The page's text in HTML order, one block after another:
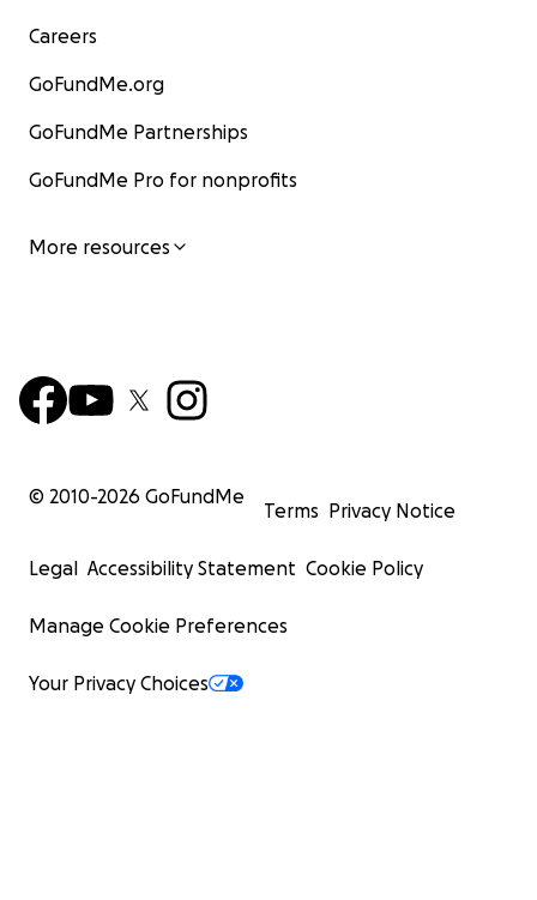
Careers
GoFundMe.org
GoFundMe Partnerships
GoFundMe Pro for nonprofits
More resources
© 2010-2026 GoFundMe
Terms Privacy Notice
Legal Accessibility Statement Cookie Policy
Manage Cookie Preferences
Your Privacy Choices